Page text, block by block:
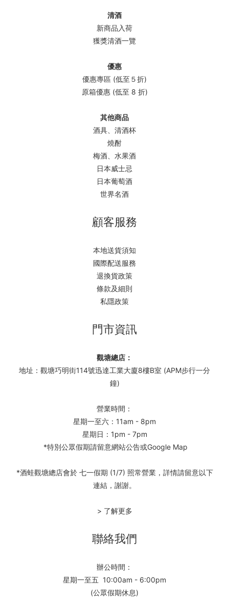
清酒
新商品入荷
獲獎清酒一覽
優惠
優惠專區 (低至５折)
原箱優惠 (低至 8 折)
其他商品
酒具、清酒杯
燒酎
梅酒、水果酒
日本威士忌
日本葡萄酒
世界名酒
顧客服務
本地送貨須知
國際配送服務
退換貨政策
條款及細則
私隱政策
門市資訊
觀塘總店：
地址：觀塘巧明街114號迅達工業大廈8樓B室 (APM步行一分
鐘)
營業時間：
星期一至六：11am - 8pm
星期日：1pm - 7pm
*特別公眾假期請留意網站公告或Google Map
*酒蛙觀塘總店會於 七一假期 (1/7) 照常營業，詳情請留意以下
連結，謝謝。
> 了解更多
聯絡我們
辦公時間：
星期一至五 10:00am - 6:00pm
(公眾假期休息)